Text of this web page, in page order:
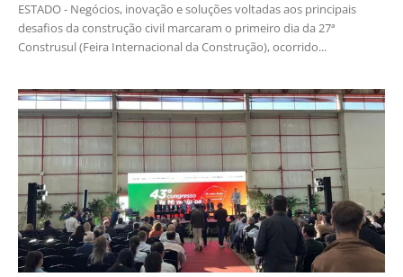
ESTADO - Negócios, inovação e soluções voltadas aos principais
desafios da construção civil marcaram o primeiro dia da 27ª
Construsul (Feira Internacional da Construção), ocorrido...